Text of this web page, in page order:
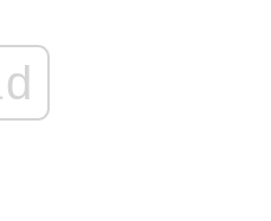
care le-au
surse